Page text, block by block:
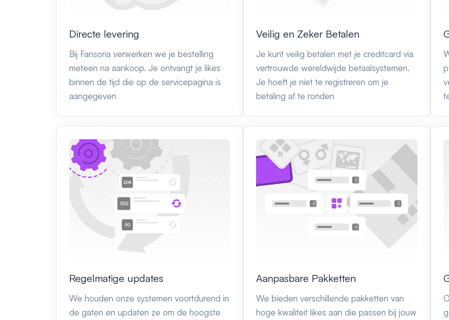
Directe levering
Bij Fansoria verwerken we je bestelling
meteen na aankoop. Je ontvangt je likes
binnen de tijd die op de servicepagina is
aangegeven
Veilig en Zeker Betalen
Je kunt veilig betalen met je creditcard via
vertrouwde wereldwijde betaalsystemen.
Je hoeft je niet te registreren om je
betaling af te ronden
Regelmatige updates
We houden onze systemen voortdurend in
de gaten en updaten ze om de hoogste
Aanpasbare Pakketten
We bieden verschillende pakketten van
hoge kwaliteit likes aan die passen bij jouw